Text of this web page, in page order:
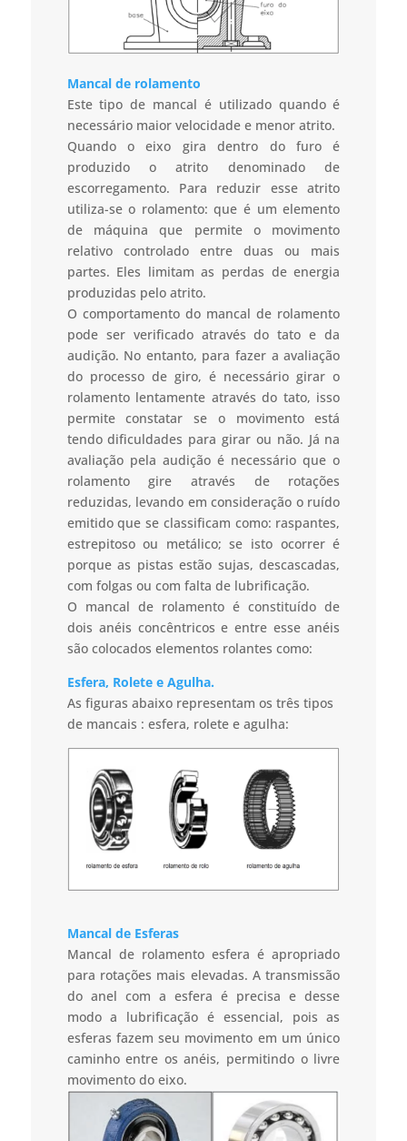
Mancal de rolamento
Este tipo de mancal é utilizado quando é
necessário maior velocidade e menor atrito.
Quando o eixo gira dentro do furo é
produzido o atrito denominado de
escorregamento. Para reduzir esse atrito
utiliza-se o rolamento: que é um elemento
de máquina que permite o movimento
relativo controlado entre duas ou mais
partes. Eles limitam as perdas de energia
produzidas pelo atrito.
O comportamento do mancal de rolamento
pode ser verificado através do tato e da
audição. No entanto, para fazer a avaliação
do processo de giro, é necessário girar o
rolamento lentamente através do tato, isso
permite constatar se o movimento está
tendo dificuldades para girar ou não. Já na
avaliação pela audição é necessário que o
rolamento gire através de rotações
reduzidas, levando em consideração o ruído
emitido que se classificam como: raspantes,
estrepitoso ou metálico; se isto ocorrer é
porque as pistas estão sujas, descascadas,
com folgas ou com falta de lubrificação.
O mancal de rolamento é constituído de
dois anéis concêntricos e entre esse anéis
são colocados elementos rolantes como:
Esfera, Rolete e Agulha.
As figuras abaixo representam os três tipos
de mancais : esfera, rolete e agulha:
Mancal de Esferas
Mancal de rolamento esfera é apropriado
para rotações mais elevadas. A transmissão
do anel com a esfera é precisa e desse
modo a lubrificação é essencial, pois as
esferas fazem seu movimento em um único
caminho entre os anéis, permitindo o livre
movimento do eixo.